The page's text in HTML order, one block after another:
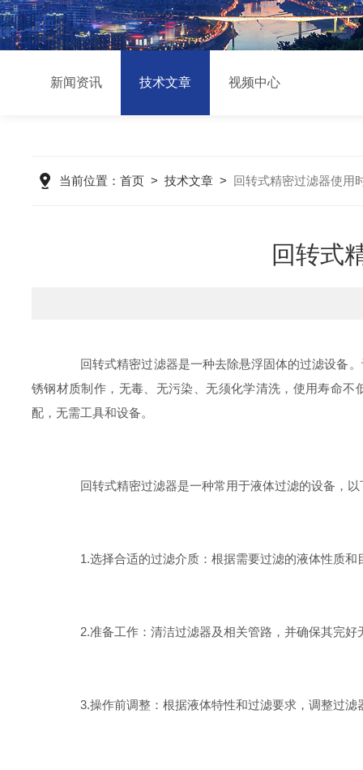
新闻资讯 技术文章 视频中心
当前位置： 首页 > 技术文章 > 回转式精密过滤器使用
回转式
回转式精密过滤器是一种去除悬浮固体的过滤设备。
锈钢材质制作，无毒、无污染、无须化学清洗，使用寿命
配，无需工具和设备。
回转式精密过滤器是一种常用于液体过滤的设备，以
1.选择合适的过滤介质：根据需要过滤的液体性质和
2.准备工作：清洁过滤器及相关管路，并确保其完好
3.操作前调整：根据液体特性和过滤要求，调整过滤